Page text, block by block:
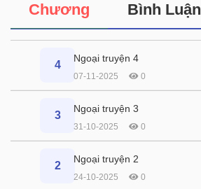
Chương Bình Luận
4
Ngoại truyện 4
07-11-2025 0
3
Ngoại truyện 3
31-10-2025 0
2
Ngoại truyện 2
24-10-2025 0